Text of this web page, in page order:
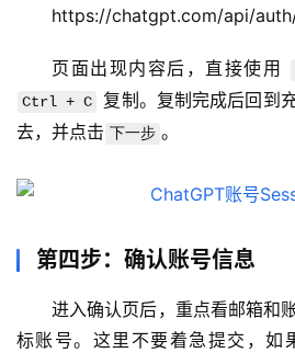
https://chatgpt.com/api/
页面出现内容后，直接使用
Ctrl + C
复制。复制完成后回到
去，并点击 下一步 。
第四步：确认账号信息
进入确认页后，重点看邮箱和
标账号。这里不要着急提交，如